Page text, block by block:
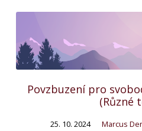
Povzbuzení pro
(Různé
25. 10. 2024 Marcus